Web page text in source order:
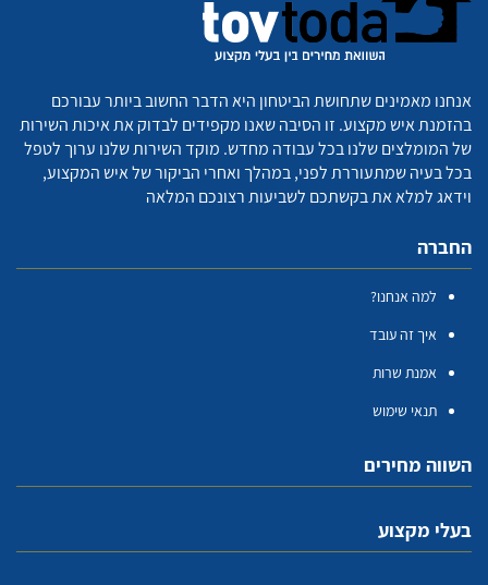
אנחנו מאמינים שתחושת הביטחון היא הדבר החשוב ביותר עבורכם
בהזמנת איש מקצוע. זו הסיבה שאנו מקפידים לבדוק את איכות השירות
של המומלצים שלנו בכל עבודה מחדש. מוקד השירות שלנו ערוך לטפל
בכל בעיה שמתעוררת לפני, במהלך ואחרי הביקור של איש המקצוע,
וידאג למלא את בקשתכם לשביעות רצונכם המלאה
החברה
למה אנחנו?
איך זה עובד
אמנת שרות
תנאי שימוש
השווה מחירים
בעלי מקצוע